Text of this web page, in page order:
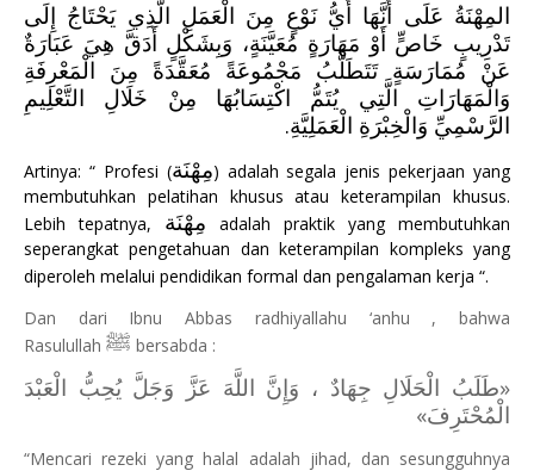
المِهْنَةُ عَلَى أَنَّهَا أَيُّ نَوْعٍ مِنَ الْعَمَلِ الَّذِي يَحْتَاجُ إِلَى
تَدْرِيبٍ خَاصٍّ أَوْ مَهَارَةٍ مُعَيَّنَةٍ، وَبِشَكْلٍ أَدقَّ هِيَ عَبَارَةٌ
عَنْ مُمَارَسَةٍ تَتَطَلَّبُ مَجْمُوعَةً مُعَقَّدَةً مِنَ الْمَعْرِفَةِ
وَالْمَهَارَاتِ الَّتِي يُتَمُّ اكْتِسَابُهَا مِنْ خَلَالِ التَّعْلِيمِ
الرَّسْمِيِّ وَالْخِبْرَةِ الْعَمَلِيَّةِ.
Artinya: “ Profesi (مِهْنَة) adalah segala jenis pekerjaan yang
membutuhkan pelatihan khusus atau keterampilan khusus.
Lebih tepatnya, مِهْنَة adalah praktik yang membutuhkan
seperangkat pengetahuan dan keterampilan kompleks yang
diperoleh melalui pendidikan formal dan pengalaman kerja “.
Dan dari Ibnu Abbas radhiyallahu ‘anhu , bahwa
Rasulullah ﷺ bersabda :
«‌طَلَبُ ‌الْحَلَالِ ‌جِهَادٌ ، وَإِنَّ اللَّهَ عَزَّ وَجَلَّ يُحِبُّ الْعَبْدَ
الْمُحْتَرِفَ»
“Mencari rezeki yang halal adalah jihad, dan sesungguhnya